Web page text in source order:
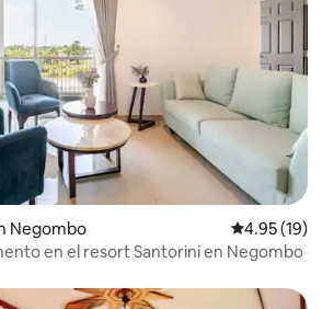
Negombo Calificación
4.95 (19)
en el resort Santorini en Negombo